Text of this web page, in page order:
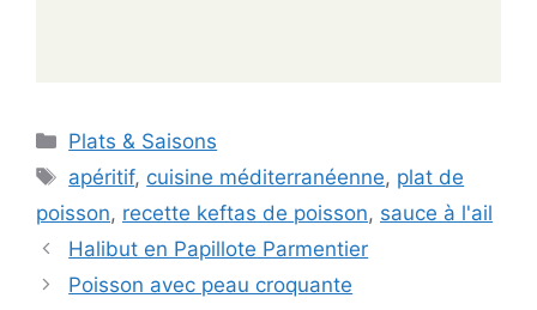
Categories
Plats & Saisons
Tags
apéritif, cuisine méditerranéenne, plat de
poisson, recette keftas de poisson, sauce à l'ail
Halibut en Papillote Parmentier
Poisson avec peau croquante